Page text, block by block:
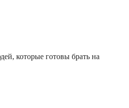
которые готовы брать на